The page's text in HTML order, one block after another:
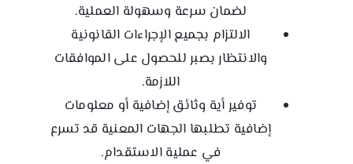
لضمان سرعة وسهولة العملية.
الالتزام بجميع الإجراءات القانونية
والانتظار بصبر للحصول على الموافقات
اللازمة.
توفير أية وثائق إضافية أو معلومات
إضافية تطلبها الجهات المعنية قد تسرع
في عملية الاستقدام.